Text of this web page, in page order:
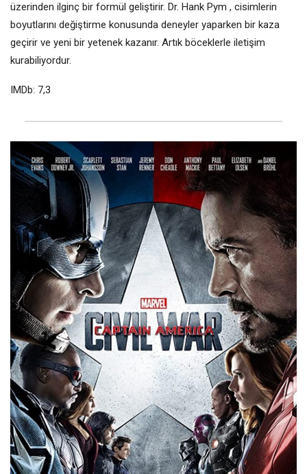
üzerinden ilginç bir formül geliştirir. Dr. Hank Pym , cisimlerin
boyutlarını değiştirme konusunda deneyler yaparken bir kaza
geçirir ve yeni bir yetenek kazanır. Artık böceklerle iletişim
kurabiliyordur.
IMDb: 7,3